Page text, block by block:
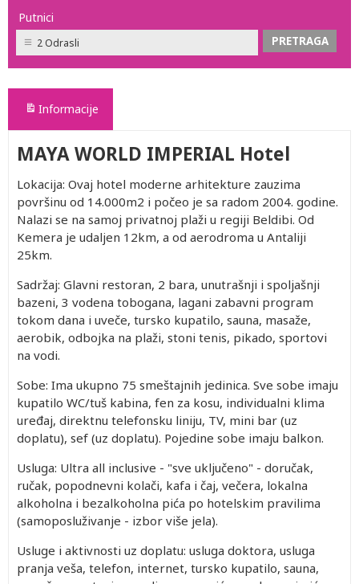
Putnici
2 Odrasli
Informacije
MAYA WORLD IMPERIAL Hotel
Lokacija: Ovaj hotel moderne arhitekture zauzima
površinu od 14.000m2 i počeo je sa radom 2004. godine.
Nalazi se na samoj privatnoj plaži u regiji Beldibi. Od
Kemera je udaljen 12km, a od aerodroma u Antaliji
25km.
Sadržaj: Glavni restoran, 2 bara, unutrašnji i spoljašnji
bazeni, 3 vodena tobogana, lagani zabavni program
tokom dana i uveče, tursko kupatilo, sauna, masaže,
aerobik, odbojka na plaži, stoni tenis, pikado, sportovi
na vodi.
Sobe: Ima ukupno 75 smeštajnih jedinica. Sve sobe imaju
kupatilo WC/tuš kabina, fen za kosu, individualni klima
uređaj, direktnu telefonsku liniju, TV, mini bar (uz
doplatu), sef (uz doplatu). Pojedine sobe imaju balkon.
Usluga: Ultra all inclusive - "sve uključeno" - doručak,
ručak, popodnevni kolači, kafa i čaj, večera, lokalna
alkoholna i bezalkoholna pića po hotelskim pravilima
(samoposluživanje - izbor više jela).
Usluge i aktivnosti uz doplatu: usluga doktora, usluga
pranja veša, telefon, internet, tursko kupatilo, sauna,